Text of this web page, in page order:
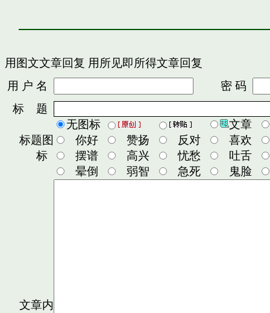
用图文文章回复 用所见即所得文章回复
用 户 名
密 码
标 题
标题图
标
无图标
文章
你好
赞扬 反对
喜欢
摆谱
高兴 忧愁
吐舌
晕倒
弱智 急死 鬼脸
文章内